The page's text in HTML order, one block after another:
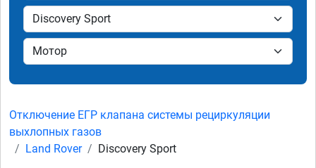
Отключение ЕГР клапана системы рециркуляции
выхлопных газов
Land Rover
Discovery Sport